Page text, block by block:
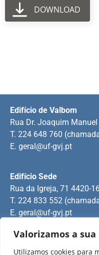
Valorizamos a
Utilizamos cookies para
DOWNLOAD
Edifício Sede
Rua da Igreja, 71 4420-
T. 224 833 552
E. geral@uf-gvj.pt
Edifício de Valbom
Rua Dr. Joaquim
T. 224 648 760
E. geral@uf-gvj.pt